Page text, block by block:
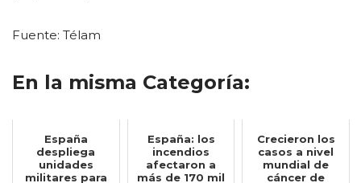
Fuente: Télam
En la misma Categoría:
España
despliega
unidades
militares para
España: los
incendios
afectaron a
más de 170 mil
Crecieron los
casos a nivel
mundial de
cáncer de